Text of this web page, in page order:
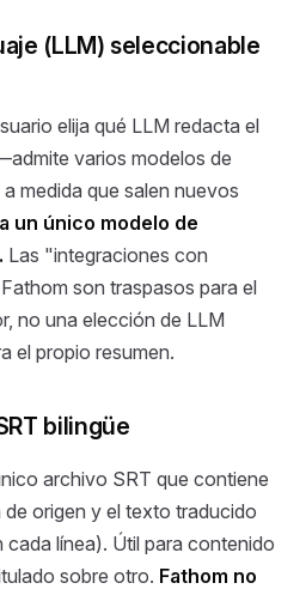
(LLM) seleccionable
elija qué LLM redacta el
varios modelos de
medida que salen nuevos
un único modelo de
Las "integraciones con
son traspasos para el
no una elección de LLM
el propio resumen.
bilingüe
archivo SRT que contiene
origen y el texto traducido
línea). Útil para contenido
sobre otro. Fathom no